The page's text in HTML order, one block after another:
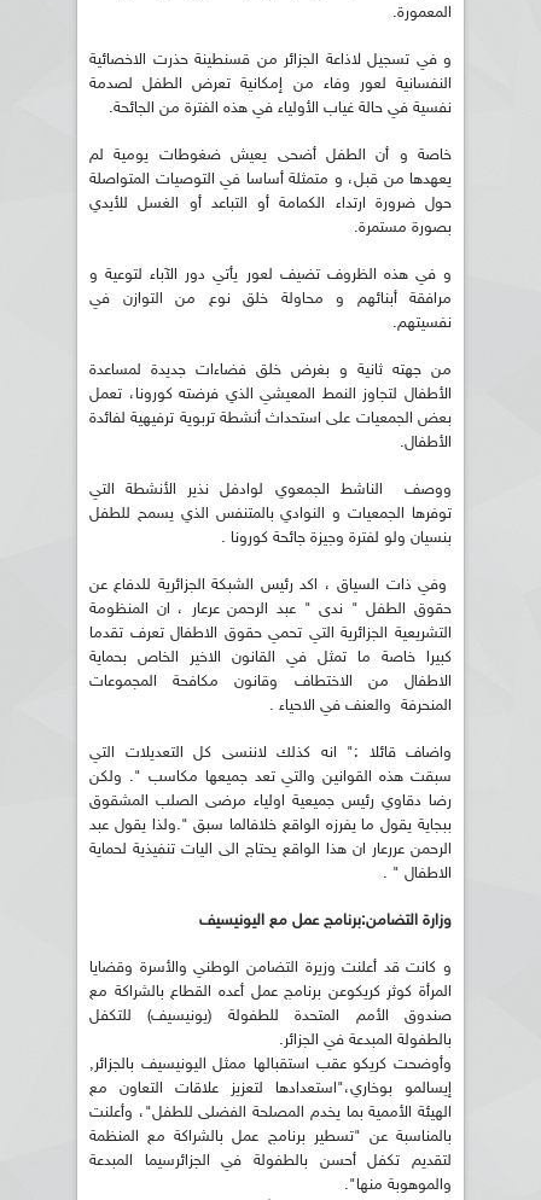
المعمورة.
و في تسجيل لاذاعة الجزائر من قسنطينة حذرت الاخصائية
النفسانية لعور وفاء من إمكانية تعرض الطفل لصدمة
نفسية في حالة غياب الأولياء في هذه الفترة من الجائحة.
خاصة و أن الطفل أضحى يعيش ضغوطات يومية لم
يعهدها من قبل، و متمثلة أساسا في التوصيات المتواصلة
حول ضرورة ارتداء الكمامة أو التباعد أو الغسل للأيدي
بصورة مستمرة.
و في هذه الظروف تضيف لعور يأتي دور الآباء لتوعية و
مرافقة أبنائهم و محاولة خلق نوع من التوازن في
نفسيتهم.
من جهته ثانية و بغرض خلق فضاءات جديدة لمساعدة
الأطفال لتجاوز النمط المعيشي الذي فرضته كورونا، تعمل
بعض الجمعيات على استحداث أنشطة تربوية ترفيهية لفائدة
الأطفال.
ووصف الناشط الجمعوي لوادفل نذير الأنشطة التي
توفرها الجمعيات و النوادي بالمتنفس الذي يسمح للطفل
بنسيان ولو لفترة وجيزة جائحة كورونا .
وفي ذات السياق ، اكد رئيس الشبكة الجزائرية للدفاع عن
حقوق الطفل " ندى " عبد الرحمن عرعار ، ان المنظومة
التشريعية الجزائرية التي تحمي حقوق الاطفال تعرف تقدما
كبيرا خاصة ما تمثل في القانون الاخير الخاص بحماية
الاطفال من الاختطاف وقانون مكافحة المجموعات
المنحرفة والعنف في الاحياء .
واضاف قائلا :" انه كذلك لاننسى كل التعديلات التي
سبقت هذه القوانين والتي تعد جميعها مكاسب ". ولكن
رضا دقاوي رئيس جميعية اولياء مرضى الصلب المشقوق
ببجاية يقول ما يفرزه الواقع خلافالما سبق ".ولذا يقول عبد
الرحمن عررعار ان هذا الواقع يحتاج الى اليات تنفيذية لحماية
الاطفال " .
وزارة التضامن:برنامج عمل مع اليونيسيف
و كانت قد أعلنت وزيرة التضامن الوطني والأسرة وقضايا
المرأة كوثر كريكوعن برنامج عمل أعده القطاع بالشراكة مع
صندوق الأمم المتحدة للطفولة (يونيسيف) للتكفل
بالطفولة المبدعة في الجزائر.
وأوضحت كريكو عقب استقبالها ممثل اليونيسيف بالجزائر,
إيسالمو بوخاري،"استعدادها لتعزيز علاقات التعاون مع
الهيئة الأممية بما يخدم المصلحة الفضلى للطفل"، وأعلنت
بالمناسبة عن "تسطير برنامج عمل بالشراكة مع المنظمة
لتقديم تكفل أحسن بالطفولة في الجزائرسيما المبدعة
والموهوبة منها".